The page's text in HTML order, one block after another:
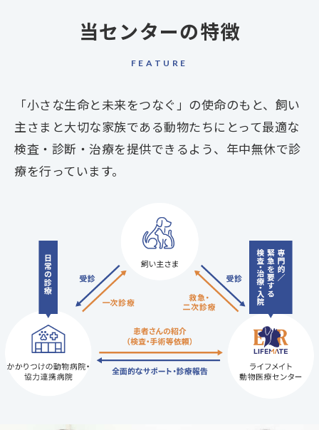
当センターの特徴
FEATURE
「小さな生命と未来をつなぐ」の使命のもと、 飼い
主さまと大切な家族である動物たちにとって最適な
検査・診断・治療を提供できるよう、年中無休で診
療を行っています。